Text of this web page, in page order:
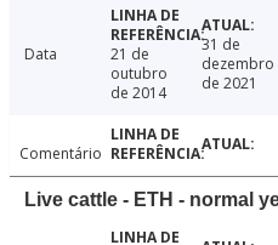
Data
21 de
outubro
de 2014
31 de
dezembro
de 2021
Comentário
Live cattle - ETH - normal